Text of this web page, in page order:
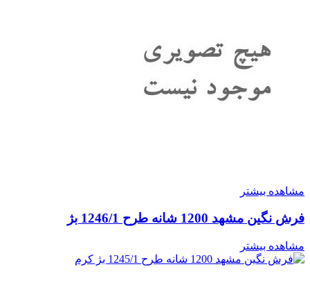
مشاهده بیشتر
فرش نگین مشهد 1200 شانه طرح 1246/1 بژ
مشاهده بیشتر